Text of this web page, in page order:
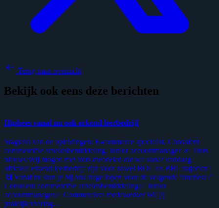
Terug naar overzicht
Bekijk ook eens deze berichten
Htphees vanaf nu ook erkend leerbedrijf
Stagiairs van de opleidingen: E-commerce specialist, Consulent
commerciële arbeidsbemiddeling, Junior accountmanager 🎉 Trots
nieuws!Wij mogen met trots meedelen dat we vanaf vandaag
officieel erkend leerbedrijf zijn voor zowel BOL als BBL trajecten!
🙌 Vanaf nu kun je bij ons stage lopen voor de volgende functies:✅
Consulent commerciële arbeidsbemiddeling✅ Junior
accountmanager✅ Commercieel medewerker Wil jij
praktijkervaring…